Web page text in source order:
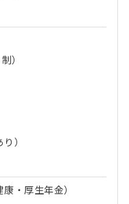
）
）
・厚生年金）